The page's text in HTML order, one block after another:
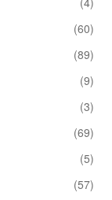
(60)
(89)
(9)
(3)
(69)
(5)
(57)